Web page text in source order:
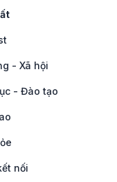
- Xã hội
- Đào tạo
nối